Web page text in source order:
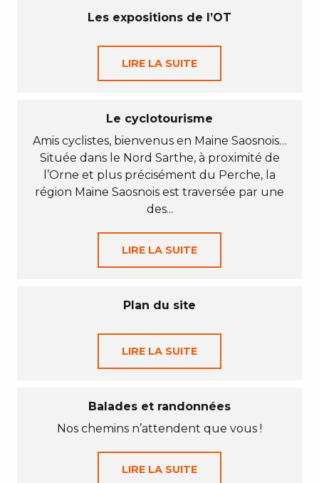
Les expositions de l’OT
LIRE LA SUITE
Le cyclotourisme
Amis cyclistes, bienvenus en Maine Saosnois…
Située dans le Nord Sarthe, à proximité de
l’Orne et plus précisément du Perche, la
région Maine Saosnois est traversée par une
des...
LIRE LA SUITE
Plan du site
LIRE LA SUITE
Balades et randonnées
Nos chemins n’attendent que vous !
LIRE LA SUITE